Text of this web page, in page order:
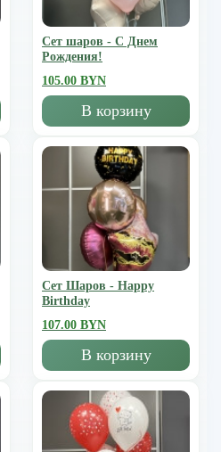
Сет шаров - С Днем
Рождения!
105.00 BYN
В корзину
Сет Шаров - Happy
Birthday
107.00 BYN
В корзину